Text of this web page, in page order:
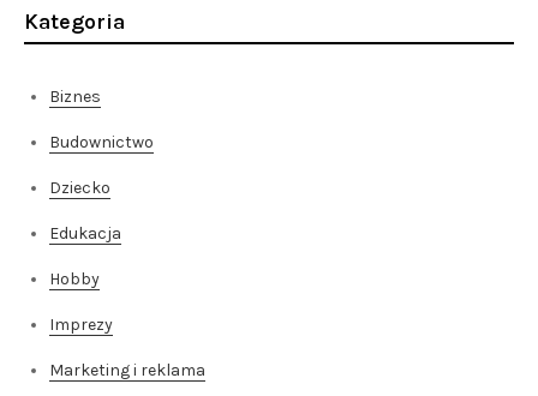
Kategoria
Biznes
Budownictwo
Dziecko
Edukacja
Hobby
Imprezy
Marketing i reklama